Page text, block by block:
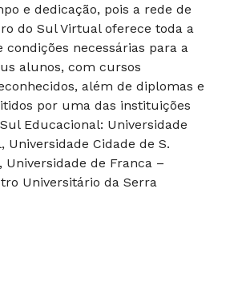
e dedicação, pois a rede de
do Sul Virtual oferece toda a
necessárias para a
alunos, com cursos
além de diplomas e
por uma das instituições
Educacional: Universidade
Universidade Cidade de S.
Universidade de Franca –
Universitário da Serra